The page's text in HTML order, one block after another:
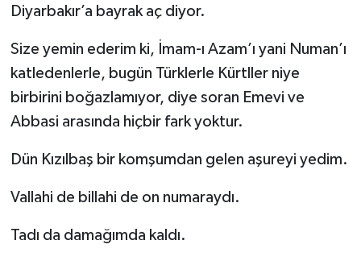
Diyarbakır’a bayrak aç diyor.
Size yemin ederim ki, İmam-ı Azam’ı yani Numan’ı
katledenlerle, bugün Türklerle Kürtller niye
birbirini boğazlamıyor, diye soran Emevi ve
Abbasi arasında hiçbir fark yoktur.
Dün Kızılbaş bir komşumdan gelen aşureyi yedim.
Vallahi de billahi de on numaraydı.
Tadı da damağımda kaldı.